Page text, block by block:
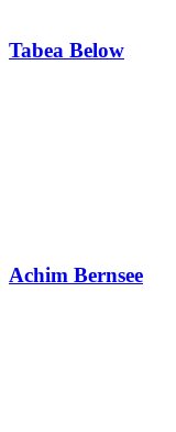
Tabea Below
Achim Bernsee